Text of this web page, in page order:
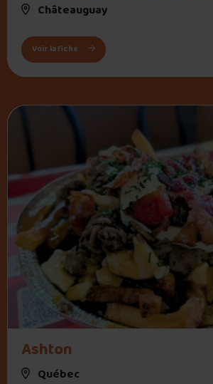
Châteauguay
Voir la fiche : Centre Pizza – Châteauguay
Ashton
Québec